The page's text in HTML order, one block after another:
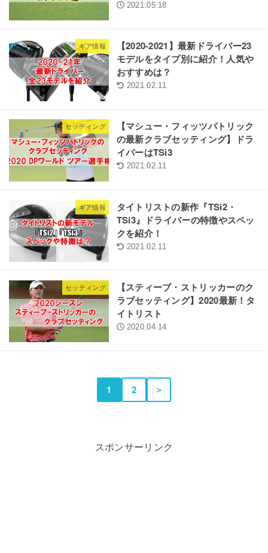
2021.05.18
ギア情報
【2020-2021】最新ドライバー23
モデルをタイプ別に紹介！人気や
おすすめは？
2021.02.11
セッティング
【マシュー・フィッツパトリック
の最新クラブセッティング】ドラ
イバーはTSi3
2021.02.11
ギア情報
タイトリストの新作『TSi2・
TSi3』ドライバーの特徴やスペッ
クを紹介！
2021.02.11
セッティング
【スティーブ・ストリッカーのク
ラブセッティング】2020最新！タ
イトリスト
2020.04.14
1 2 ＞
スポンサーリンク